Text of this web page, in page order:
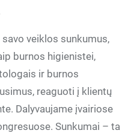
veiklos sunkumus,
burnos higienistei,
ir burnos
reaguoti į klientų
Dalyvaujame įvairiose
Sunkumai – ta